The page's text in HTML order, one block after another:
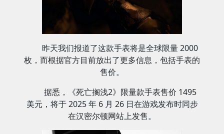
昨天我们报道了这款手表将是全球限量 2000
枚，而根据官方目前放出了更多信息，包括手表的
售价。
据悉，《死亡搁浅2》限量款手表售价 1495
美元，将于 2025 年 6 月 26 日在游戏发布时同步
在汉密尔顿网站上发售。